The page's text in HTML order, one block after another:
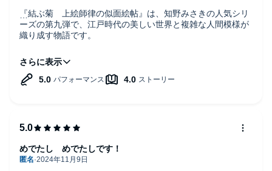
『結ぶ菊 上絵師律の似面絵帖』は、知野みさきの人気シリ
ーズの第九弾で、江戸時代の美しい世界と複雑な人間模様が
織り成す物語です。
律という上絵師が、女性でありながら自分の力で生き抜く姿
が描かれ、彼女の周囲でさまざまな恋愛やドラマが展開しま
す。
けするという異色の行動に出ます。千代とともに吉原に足を
運んだ律は、女郎の足抜き騒ぎに巻き込まれ、思わぬ事件に
遭遇します。千代との絡みも物語に緊張感をもたらし、ただ
の恋愛話にとどまらず、ドラマ性を強く感じさせます。
めでたし めでたしです！